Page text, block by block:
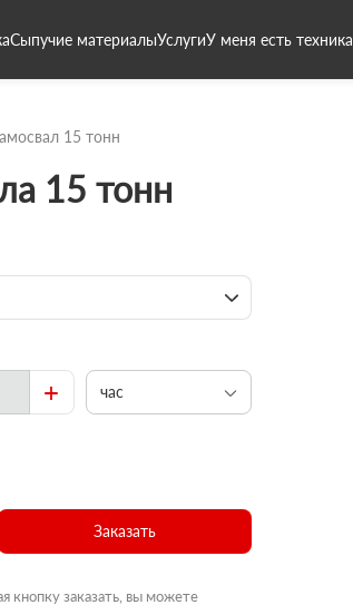
Сыпучие материалыУслугиУ меня есть техника
15 тонн
15 тонн
+ час
Заказать
кнопку заказать, вы можете